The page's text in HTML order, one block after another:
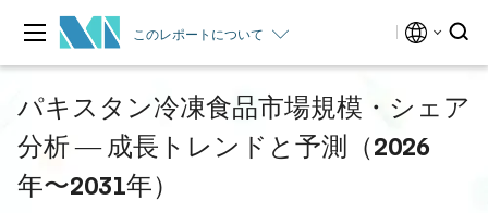
このレポートについて
パキスタン冷凍食品市場規模・シェア
分析 ― 成長トレンドと予測（2026
年〜2031年）